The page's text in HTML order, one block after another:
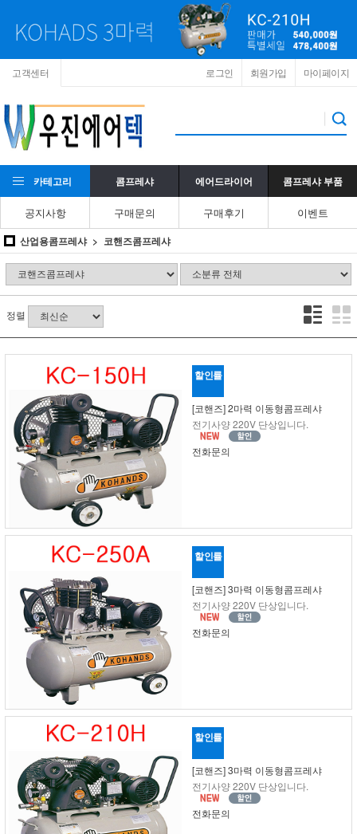
고객센터 마이페이지
회원가입
로그인
카테고리 콤프레샤 에어드라이어 콤프레샤 부품
공지사항 구매문의 구매후기 이벤트
산업용콤프레샤 코핸즈콤프레샤
정렬
할인률
[코핸즈] 2마력 이동형콤프레샤
전기사양 220V 단상입니다.
전화문의
할인률
[코핸즈] 3마력 이동형콤프레샤
전기사양 220V 단상입니다.
전화문의
할인률
[코핸즈] 3마력 이동형콤프레샤
전기사양 220V 단상입니다.
전화문의